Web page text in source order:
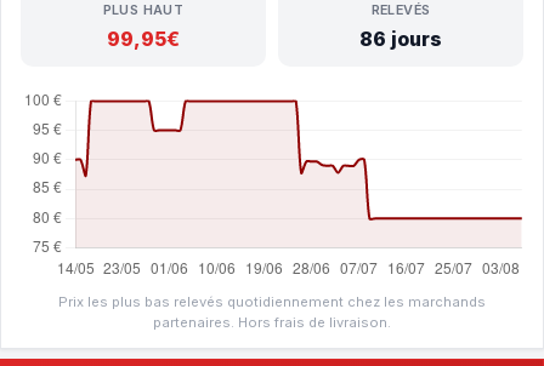
PLUS HAUT
99,95€
RELEVÉS
86 jours
Prix les plus bas relevés quotidiennement chez les marchands
partenaires. Hors frais de livraison.